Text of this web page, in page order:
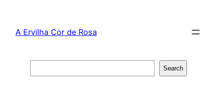
content
A Ervilha Cor de Rosa
Search